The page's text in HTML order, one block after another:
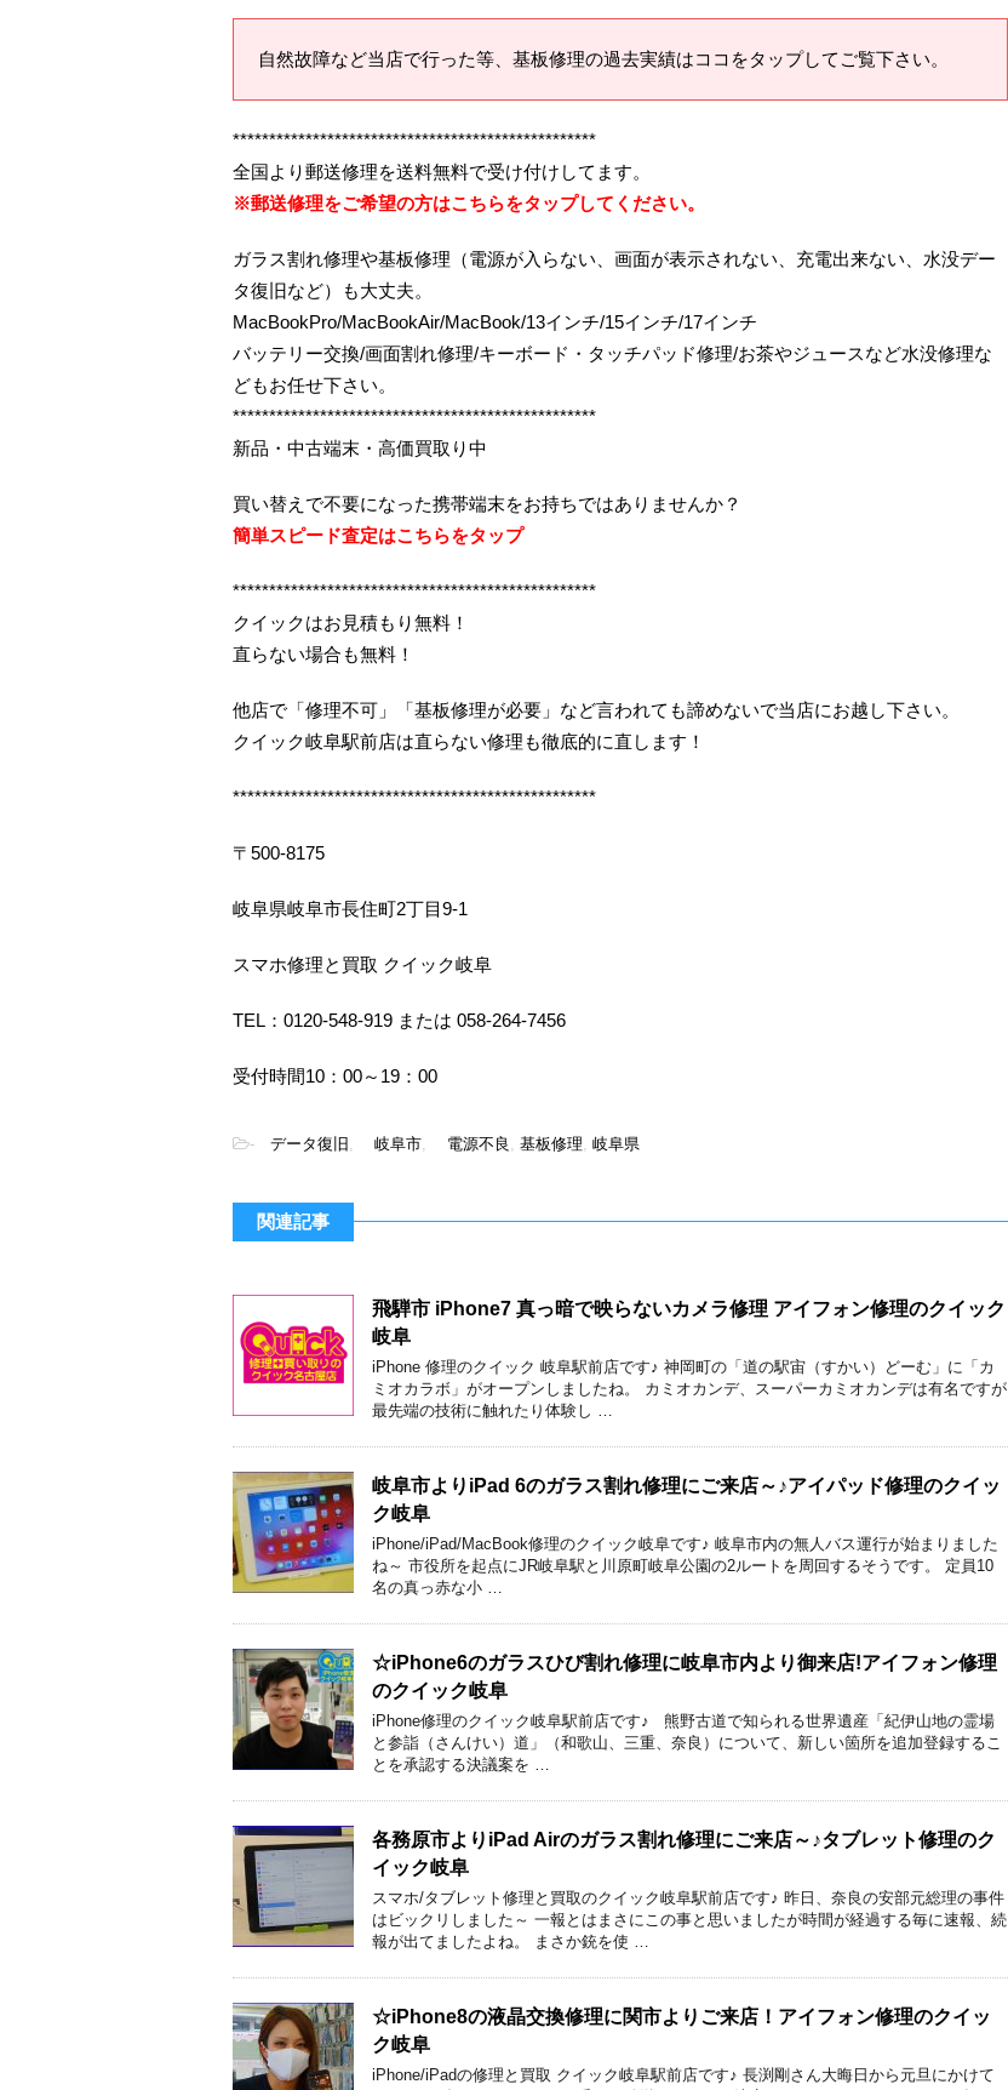
自然故障など当店で行った等、基板修理の過去実績はココをタップしてご覧下さい。
**************************************************
全国より郵送修理を送料無料で受け付けしてます。
※郵送修理をご希望の方はこちらをタップしてください。
ガラス割れ修理や基板修理（電源が入らない、画面が表示されない、充電出来ない、水没デー
タ復旧など）も大丈夫。
MacBookPro/MacBookAir/MacBook/13インチ/15インチ/17インチ
バッテリー交換/画面割れ修理/キーボード・タッチパッド修理/お茶やジュースなど水没修理な
どもお任せ下さい。
**************************************************
新品・中古端末・高価買取り中
買い替えで不要になった携帯端末をお持ちではありませんか？
簡単スピード査定はこちらをタップ
**************************************************
クイックはお見積もり無料！
直らない場合も無料！
他店で「修理不可」「基板修理が必要」など言われても諦めないで当店にお越し下さい。
クイック岐阜駅前店は直らない修理も徹底的に直します！
**************************************************
〒500-8175
岐阜県岐阜市長住町2丁目9-1
スマホ修理と買取 クイック岐阜
TEL：0120-548-919 または 058-264-7456
受付時間10：00～19：00
- データ復旧 , 岐阜市, 電源不良 , 基板修理, 岐阜県
関連記事
飛騨市 iPhone7 真っ暗で映らないカメラ修理 アイフォン修理のクイック
岐阜
iPhone 修理のクイック 岐阜駅前店です♪ 神岡町の「道の駅宙（すかい）どーむ」に「カ
ミオカラボ」がオープンしましたね。 カミオカンデ、スーパーカミオカンデは有名ですが
最先端の技術に触れたり体験し …
岐阜市よりiPad 6のガラス割れ修理にご来店～♪アイパッド修理のクイッ
ク岐阜
iPhone/iPad/MacBook修理のクイック岐阜です♪ 岐阜市内の無人バス運行が始まりました
ね～ 市役所を起点にJR岐阜駅と川原町岐阜公園の2ルートを周回するそうです。 定員10
名の真っ赤な小 …
☆iPhone6のガラスひび割れ修理に岐阜市内より御来店!アイフォン修理
のクイック岐阜
iPhone修理のクイック岐阜駅前店です♪ 熊野古道で知られる世界遺産「紀伊山地の霊場
と参詣（さんけい）道」（和歌山、三重、奈良）について、新しい箇所を追加登録するこ
とを承認する決議案を …
各務原市よりiPad Airのガラス割れ修理にご来店～♪タブレット修理のク
イック岐阜
スマホ/タブレット修理と買取のクイック岐阜駅前店です♪ 昨日、奈良の安部元総理の事件
はビックリしました～ 一報とはまさにこの事と思いましたが時間が経過する毎に速報、続
報が出てましたよね。 まさか銃を使 …
☆iPhone8の液晶交換修理に関市よりご来店！アイフォン修理のクイッ
ク岐阜
iPhone/iPadの修理と買取 クイック岐阜駅前店です♪ 長渕剛さん大晦日から元旦にかけて